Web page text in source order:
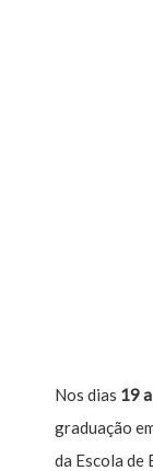
Nos dias 19
graduação
da Escola de